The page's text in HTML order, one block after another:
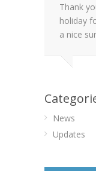
Thank
holiday
a nice
News
Updates